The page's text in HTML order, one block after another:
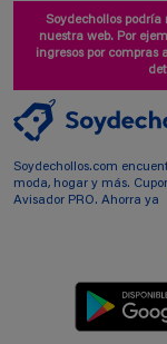
Soydechollos
nuestra web. Por
ingresos por compras
Soydechollos.com
moda, hogar y más.
Avisador PRO. Ahorra ya